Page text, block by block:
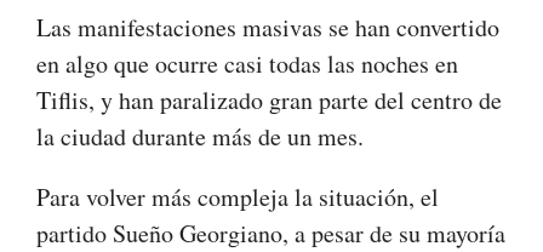
Las manifestaciones masivas se han convertido
en algo que ocurre casi todas las noches en
Tiflis, y han paralizado gran parte del centro de
la ciudad durante más de un mes.
Para volver más compleja la situación, el
partido Sueño Georgiano, a pesar de su mayoría